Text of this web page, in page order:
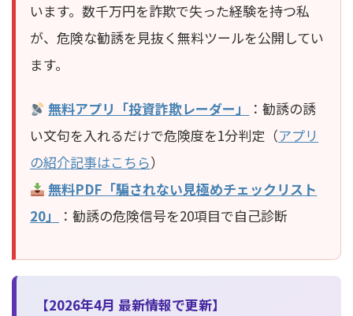
います。数千万円を詐欺で失った経験を持つ私
が、危険な勧誘を見抜く無料ツールを公開してい
ます。
無料アプリ「投資詐欺レーダー」
：勧誘の誘
い文句を入れるだけで危険度を1分判定（アプリ
の紹介記事はこちら）
無料PDF「騙されない見極めチェックリスト
20」
：勧誘の危険信号を20項目で自己診断
【2026年4月 最新情報で更新】